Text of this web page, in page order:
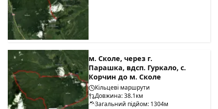
м. Сколе, через г.
Парашка, вдсп. Гуркало, с.
Корчин до м. Сколе
Кільцеві маршрути
Довжина: 38.1км
Загальний підйом: 1304м